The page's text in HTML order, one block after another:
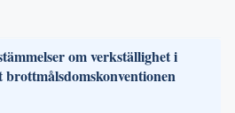
om verkställighet i
brottmålsdomskonventionen